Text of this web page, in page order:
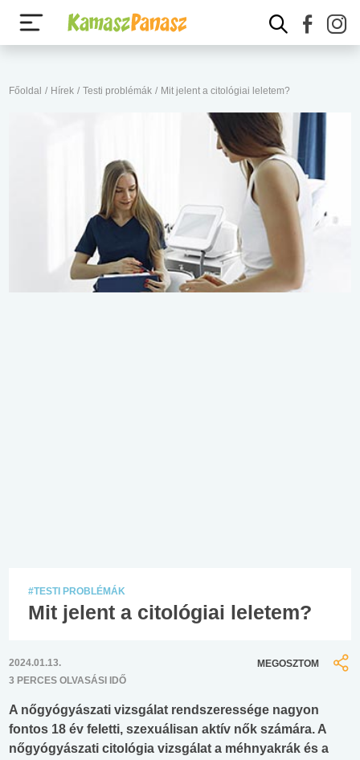
Főoldal / Hírek / Testi problémák / Mit jelent a citológiai leletem?
#TESTI PROBLÉMÁK
Mit jelent a citológiai leletem?
2024.01.13.
3 PERCES OLVASÁSI IDŐ
MEGOSZTOM
A nőgyógyászati vizsgálat rendszeressége nagyon
fontos 18 év feletti, szexuálisan aktív nők számára. A
nőgyógyászati citológia vizsgálat a méhnyakrák és a